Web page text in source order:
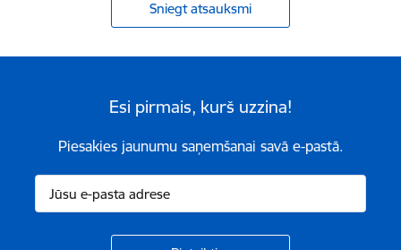
Sniegt atsauksmi
Esi pirmais, kurš uzzina!
Piesakies jaunumu saņemšanai savā e-pastā.